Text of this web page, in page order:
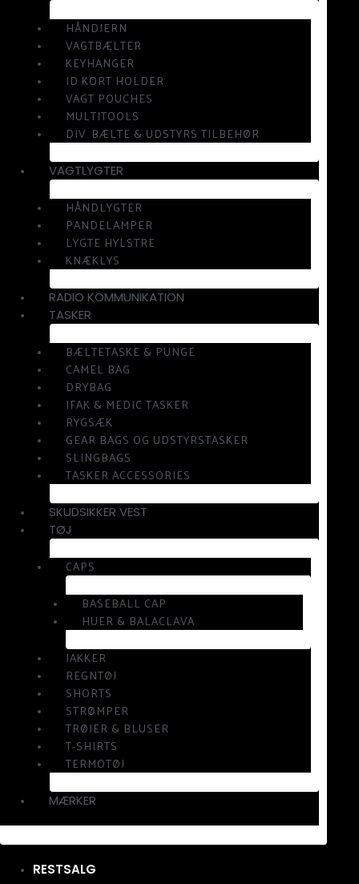
HÅNDJERN
VAGTBÆLTER
KEYHANGER
ID KORT HOLDER
VAGT POUCHES
MULTITOOLS
DIV. BÆLTE & UDSTYRS TILBEHØR
VAGTLYGTER
HÅNDLYGTER
PANDELAMPER
LYGTE HYLSTRE
KNÆKLYS
RADIO KOMMUNIKATION
TASKER
BÆLTETASKE & PUNGE
CAMEL BAG
DRYBAG
IFAK & MEDIC TASKER
RYGSÆK
GEAR BAGS OG UDSTYRSTASKER
SLINGBAGS
TASKER ACCESSORIES
SKUDSIKKER VEST
TØJ
CAPS
BASEBALL CAP
HUER & BALACLAVA
JAKKER
REGNTØJ
SHORTS
STRØMPER
TRØJER & BLUSER
T-SHIRTS
TERMOTØJ
MÆRKER
RESTSALG